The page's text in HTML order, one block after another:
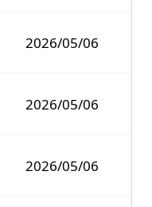
2026/05/06
2026/05/06
2026/05/06